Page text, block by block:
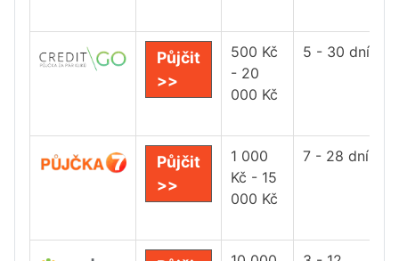
Půjčit
>>
500 Kč
- 20
000 Kč
5 - 30 dní
Půjčit
>>
1 000
Kč - 15
000 Kč
7 - 28 dní